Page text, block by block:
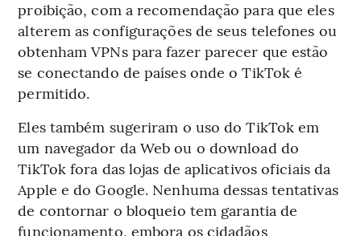
proibição, com a recomendação para que eles
alterem as configurações de seus telefones ou
obtenham VPNs para fazer parecer que estão
se conectando de países onde o TikTok é
permitido.
Eles também sugeriram o uso do TikTok em
um navegador da Web ou o download do
TikTok fora das lojas de aplicativos oficiais da
Apple e do Google. Nenhuma dessas tentativas
de contornar o bloqueio tem garantia de
funcionamento, embora os cidadãos